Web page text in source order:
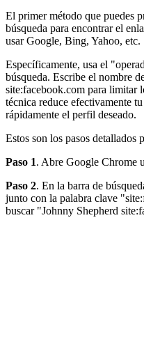
El primer método que puedes
búsqueda para encontrar el
usar Google, Bing, Yahoo, etc.
Específicamente, usa el
búsqueda. Escribe el nombre
site:facebook.com para limitar
técnica reduce efectivamente
rápidamente el perfil deseado.
Estos son los pasos detallados
Paso 1. Abre Google Chrome
Paso 2. En la barra de
junto con la palabra clave
buscar "Johnny Shepherd